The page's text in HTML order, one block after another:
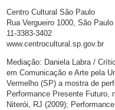
Centro Cultural São Paulo
Rua Vergueiro 1000, São
11-3383-3402
www.centrocultural.sp.gov.br
Mediação: Daniela Labra /
em Comunicação e Arte pela
Vermelho (SP) a mostra de
Performance Presente
Niterói, RJ (2009);